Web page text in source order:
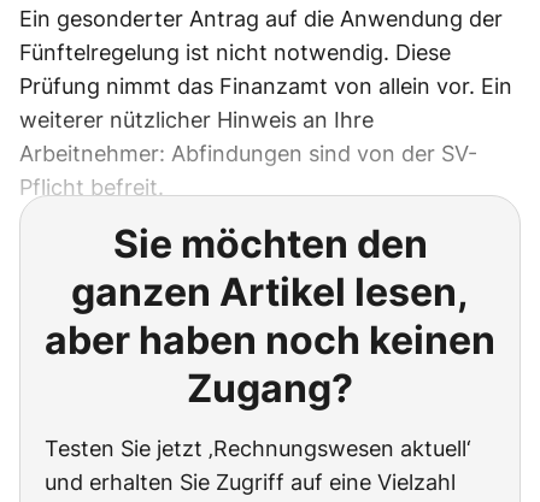
Ein gesonderter Antrag auf die Anwendung der
Fünftelregelung ist nicht notwendig. Diese
Prüfung nimmt das Finanzamt von allein vor. Ein
weiterer nützlicher Hinweis an Ihre
Arbeitnehmer: Abfindungen sind von der SV-
Pflicht befreit.
Sie möchten den
ganzen Artikel lesen,
aber haben noch keinen
Zugang?
Testen Sie jetzt ‚Rechnungswesen aktuell‘
und erhalten Sie Zugriff auf eine Vielzahl